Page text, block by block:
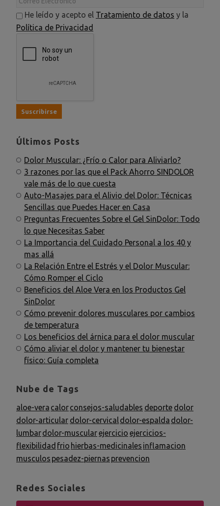
He leído y acepto el Tratamiento de datos y la
Política de Privacidad
Últimos Posts
Dolor Muscular: ¿Frío o Calor para Aliviarlo?
3 razones por las que el Pack Ahorro SINDOLOR
vale más de lo que cuesta
Auto-Masajes para el Alivio del Dolor: Técnicas
Sencillas que Puedes Hacer en Casa
Preguntas Frecuentes Sobre el Gel SinDolor: Todo
lo que Necesitas Saber
La Importancia del Cuidado Personal a los 40 y
mas allá
La Relación Entre el Estrés y el Dolor Muscular:
Cómo Romper el Ciclo
Beneficios del Aloe Vera en los Productos Gel
SinDolor
Cómo prevenir dolores musculares por cambios
de temperatura
Los beneficios del árnica para el dolor muscular
Cómo aliviar el dolor y mantener tu bienestar
físico: Guía completa
Nube de Tags
aloe-vera calorconsejos-saludables deporte dolor
dolor-articular dolor-cervicaldolor-espalda dolor-
lumbardolor-muscularejercicio ejercicios-
flexibilidad frio hierbas-medicinales inflamacion
musculos pesadez-piernas prevencion
Redes Sociales